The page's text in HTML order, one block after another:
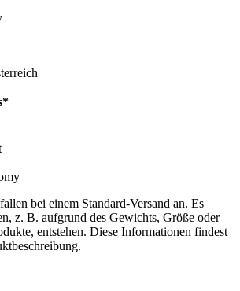
bei einem Standard-Versand an. Es
z. B. aufgrund des Gewichts, Größe oder
entstehen. Diese Informationen findest